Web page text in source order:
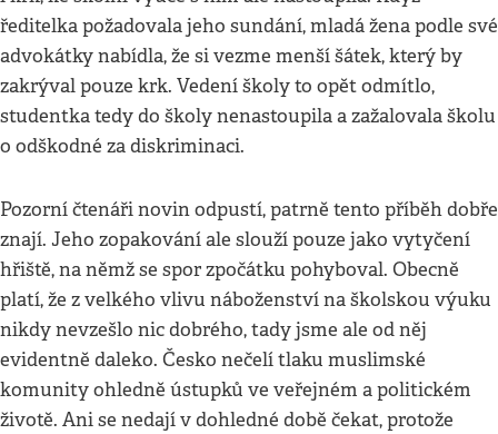
ředitelka požadovala jeho sundání, mladá žena podle své
advokátky nabídla, že si vezme menší šátek, který by
zakrýval pouze krk. Vedení školy to opět odmítlo,
studentka tedy do školy nenastoupila a zažalovala školu
o odškodné za diskriminaci.
Pozorní čtenáři novin odpustí, patrně tento příběh dobře
znají. Jeho zopakování ale slouží pouze jako vytyčení
hřiště, na němž se spor zpočátku pohyboval. Obecně
platí, že z velkého vlivu náboženství na školskou výuku
nikdy nevzešlo nic dobrého, tady jsme ale od něj
evidentně daleko. Česko nečelí tlaku muslimské
komunity ohledně ústupků ve veřejném a politickém
životě. Ani se nedají v dohledné době čekat, protože